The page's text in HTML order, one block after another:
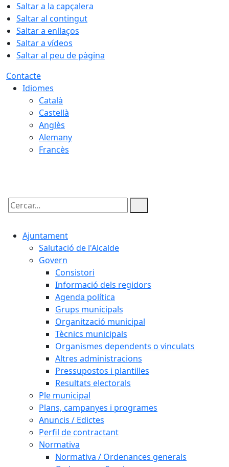
Saltar a la capçalera
Saltar al contingut
Saltar a enllaços
Saltar a vídeos
Saltar al peu de pàgina
Contacte
Idiomes
Català
Castellà
Anglès
Alemany
Francès
Cercar:
Ajuntament
Salutació de l'Alcalde
Govern
Consistori
Informació dels regidors
Agenda política
Grups municipals
Organització municipal
Tècnics municipals
Organismes dependents o vinculats
Altres administracions
Pressupostos i plantilles
Resultats electorals
Ple municipal
Plans, campanyes i programes
Anuncis / Edictes
Perfil de contractant
Normativa
Normativa / Ordenances generals